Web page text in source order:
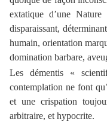
extatique d’une Nature
disparaissant,
humain, orientation
domination barbare,
Les démentis «
contemplation ne font
et une crispation
arbitraire, et hypocrite.